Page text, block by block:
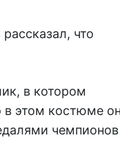
что
в котором
в этом костюме он
чемпионов